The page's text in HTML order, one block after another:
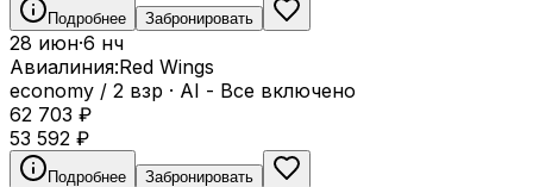
Подробнее Забронировать
28 июн·6 нч
Авиалиния:Red Wings
economy / 2 взр · AI - Все включено
62 703 ₽
53 592 ₽
Подробнее Забронировать